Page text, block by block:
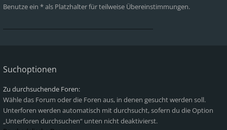
Benutze ein * als Platzhalter für teilweise Übereinstimmungen.
Suchoptionen
Zu durchsuchende Foren:
Wähle das Forum oder die Foren aus, in denen gesucht werden soll.
Unterforen werden automatisch mit durchsucht, sofern du die Option
„Unterforen durchsuchen“ unten nicht deaktivierst.